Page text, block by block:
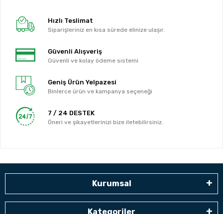
Hızlı Teslimat
Siparişleriniz en kısa sürede elinize ulaşır.
Güvenli Alışveriş
Güvenli ve kolay ödeme sistemi
Geniş Ürün Yelpazesi
Binlerce ürün ve kampanya seçeneği
7 / 24 DESTEK
Öneri ve şikayetlerinizi bize iletebilirsiniz.
Kurumsal
Kategoriler